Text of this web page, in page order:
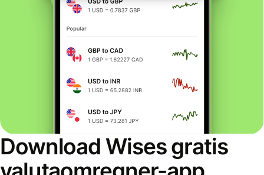
Download Wises gratis